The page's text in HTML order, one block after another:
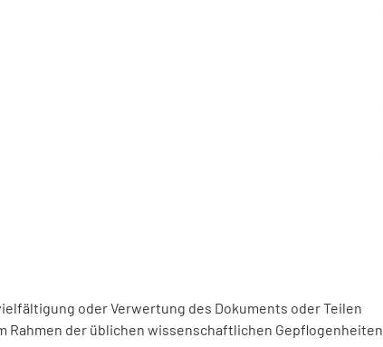
oder Verwertung des Dokuments oder Teilen
Rahmen der üblichen wissenschaftlichen Gepflogenheiten